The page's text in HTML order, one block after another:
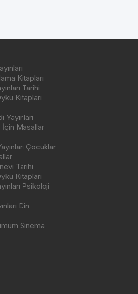
Kitapları
Tarihi
Kitapları
Yayınları
İçin Masallar
Çocuklar
Tarihi
Kitapları
Psikoloji
Din
Sinema